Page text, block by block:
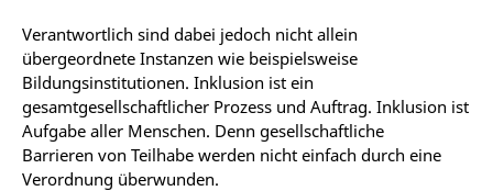
Verantwortlich sind dabei jedoch nicht allein
übergeordnete Instanzen wie beispielsweise
Bildungsinstitutionen. Inklusion ist ein
gesamtgesellschaftlicher Prozess und Auftrag. Inklusion ist
Aufgabe aller Menschen. Denn gesellschaftliche
Barrieren von Teilhabe werden nicht einfach durch eine
Verordnung überwunden.